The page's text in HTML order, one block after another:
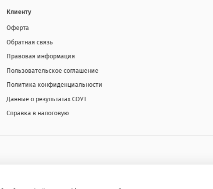
Клиенту
Оферта
Обратная связь
Правовая информация
Пользовательское соглашение
Политика конфиденциальности
Данные о результатах СОУТ
Справка в налоговую